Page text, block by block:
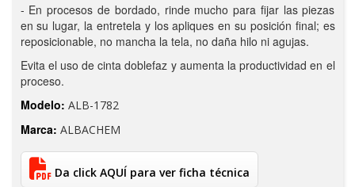
- En procesos de bordado, rinde mucho para fijar las piezas
en su lugar, la entretela y los apliques en su posición final; es
reposicionable, no mancha la tela, no daña hilo ni agujas.
Evita el uso de cinta doblefaz y aumenta la productividad en el
proceso.
Modelo: ALB-1782
Marca: ALBACHEM
Da click AQUÍ para ver ficha técnica